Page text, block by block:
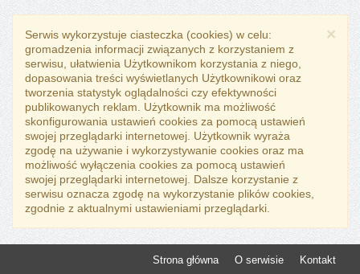
×
Serwis wykorzystuje ciasteczka (cookies) w celu:
gromadzenia informacji związanych z korzystaniem z
serwisu, ułatwienia Użytkownikom korzystania z niego,
dopasowania treści wyświetlanych Użytkownikowi oraz
tworzenia statystyk oglądalności czy efektywności
publikowanych reklam. Użytkownik ma możliwość
skonfigurowania ustawień cookies za pomocą ustawień
swojej przeglądarki internetowej. Użytkownik wyraża
zgodę na używanie i wykorzystywanie cookies oraz ma
możliwość wyłączenia cookies za pomocą ustawień
swojej przeglądarki internetowej. Dalsze korzystanie z
serwisu oznacza zgodę na wykorzystanie plików cookies,
zgodnie z aktualnymi ustawieniami przeglądarki.
Strona główna O serwisie Kontakt